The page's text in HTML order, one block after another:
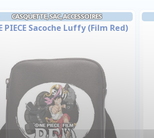
CASQUETTE, SAC, ACCESSOIRES
PIECE Sacoche Luffy (Film Red)